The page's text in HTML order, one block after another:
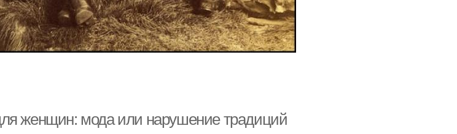
женщин: мода или нарушение традиций